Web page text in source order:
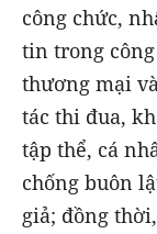
công chức,
tin trong
thương mại
tác thi đua,
tập thể, cá
chống buôn
giả; đồng